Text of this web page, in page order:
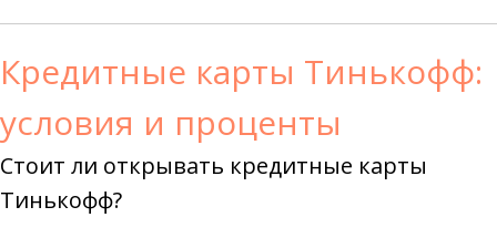
Кредитные карты Тинькофф:
условия и проценты
Стоит ли открывать кредитные карты
Тинькофф?